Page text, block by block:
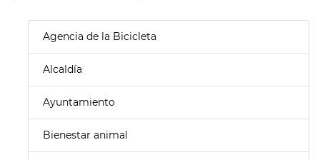
Agencia de la Bicicleta
Alcaldía
Ayuntamiento
Bienestar animal